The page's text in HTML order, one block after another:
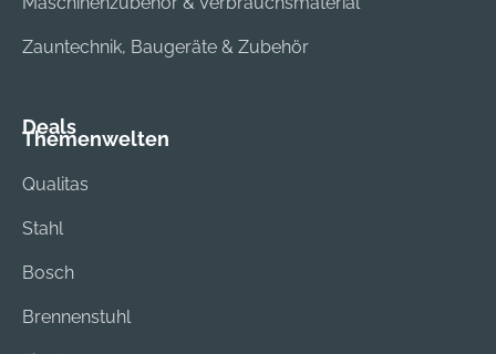
Zauntechnik, Baugeräte & Zubehör
Deals
Themenwelten
Qualitas
Stahl
Bosch
Brennenstuhl